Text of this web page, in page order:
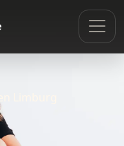
Limburg